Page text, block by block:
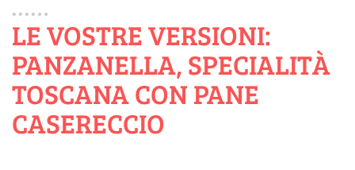
LE VOSTRE VERSIONI:
PANZANELLA, SPECIALITÀ
TOSCANA CON PANE
CASERECCIO